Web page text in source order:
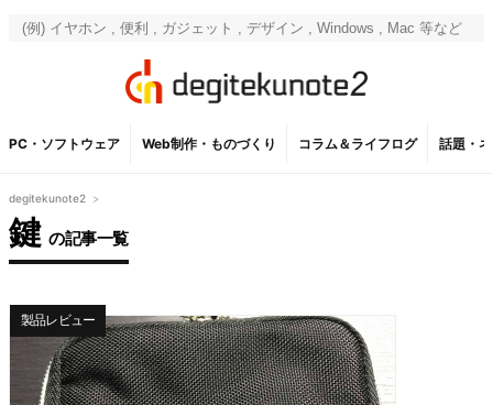
PC・ソフトウェア Web制作・ものづくり コラム＆ライフログ 話題・
degitekunote2 >
鍵 の記事一覧
製品レビュー